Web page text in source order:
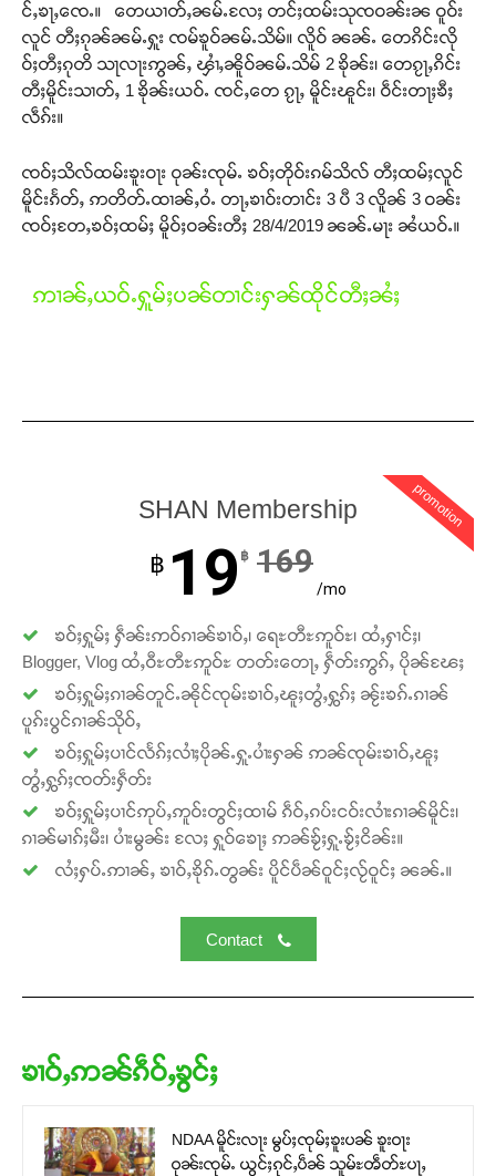
Support SHAN
တႃႇႁႂ်ႈသဵင်ၵၢင်ၸႂ်ၵူၼ်းမိူင်း ၵူႈတီႈၵူႈလႅၼ်ပေႃးတေၸွ
တ်ႇ တူဝ်ႈလုမ်ႈၾႃႉၼၼ်ႉ ၶဝ်ႈႁူမ်ႈၵမ်ႉထႅမ် ၸုမ်းၶၢ
Donate Now
င်ႇၶႃႇၸေႉ။ တေယၢတ်ႇၼမ်ႉလႄႈ တင်ႈထမ်းသုၸဝၼ်းၼ ဝူဝ်း
လူင် တီႈၵုၼ်ၼမ်ႉႁူး ၸမ်ၶူဝ်ၼမ်ႉသိမ်။ လိူဝ် ၼၼ်ႉ တေၵိင်းလို
ဝ်ႈတီႈၵုတိ သႃလႃးဢွၼ်ႇ ၾၢႆႇၼိူဝ်ၼမ်ႉသိမ် 2 ၶိုၼ်း၊ တေၵႂႃႇၵိင်း
တီႈမိူင်းသၢတ်ႇ 1 ၶိုၼ်းယဝ်ႉ ၸင်ႇတေ ၵႂႃႇ မိူင်းၽူင်း၊ ဝဵင်းတႃႈၶီႈ
လဵၵ်း။
ၸဝ်ႈသိလ်ထမ်းၶူးဝႃး ဝုၼ်းၸုမ်ႉ ၶဝ်ႈတိုဝ်းၵမ်သိလ် တီႈထမ်ႈလူင်
မိူင်းၵႅတ်ႇ ဢတိတ်ႉထၢၼ်ႇဝႆႉ တႃႇၶၢဝ်းတၢင်း 3 ပီ 3 လိူၼ် 3 ဝၼ်း
ၸဝ်ႈတႄႇၶဝ်ႈထမ်ႈ မိူဝ်ႈဝၼ်းတီႈ 28/4/2019 ၼၼ်ႉမႃး ၼႆယဝ်ႉ။
ဢၢၼ်ႇယဝ်ႉႁူမ်ႈပၼ်တၢင်းႁၼ်ထိုင်တီႈၼႆႈ
promotion
SHAN Membership
฿ 19 ฿ 169
/mo
ၶဝ်ႈႁူမ်ႈ ႁဵၼ်းဢဝ်ၵၢၼ်ၶၢဝ်ႇ၊ ရေႊတီႊဢူဝ်ႊ၊ ထႆႇႁၢင်ႈ၊
Blogger, Vlog ထႆႇဝီႊတီႊဢူဝ်ႊ တတ်းတေႃႇ ႁဵတ်းဢွၵ်ႇ ပိုၼ်ၽႄႈ
ၶဝ်ႈႁူမ်ႈၵၢၼ်တူင်ႉၼိုင်ၸုမ်းၶၢဝ်ႇၽူႈတွႆႇႁွၵ်ႈ ၼႂ်းၶၵ်ႉၵၢၼ်
ပူၵ်းပွင်ၵၢၼ်သိုဝ်ႇ
ၶဝ်ႈႁူမ်ႈပၢင်လႅၵ်ႈလၢႆႈပိုၼ်ႉႁူႉပၢႆးႁၼ် ဢၼ်ၸုမ်းၶၢဝ်ႇၽူႈ
တွႆႇႁွၵ်ႈၸတ်းႁဵတ်း
ၶဝ်ႈႁူမ်ႈပၢင်ဢုပ်ႇဢူဝ်းတွင်ႈထၢမ် ၵဵဝ်ႇၵပ်းငဝ်းလၢႆးၵၢၼ်မိူင်း၊
ၵၢၼ်မၢၵ်ႈမီး၊ ပၢႆးမွၼ်း လႄႈ ႁူဝ်ၶေႃႈ ဢၼ်ၶႂ်ႈႁူႉၶႂ်ႈငိၼ်း။
လႆႈႁပ်ႉဢၢၼ်ႇ ၶၢဝ်ႇၶိုၵ်ႉတွၼ်း ပိူင်ပဵၼ်ဝူင်ႈလႂ်ဝူင်ႈ ၼၼ်ႉ။
Contact
ၶၢဝ်ႇဢၼ်ၵဵဝ်ႇၶွင်ႈ
NDAA မိူင်းလႃး မွပ်ႈၸုမ်ႈၶူးပၼ် ၶူးဝႃး
ဝုၼ်းၸုမ်ႉ ယွင်ႈၵုင်ႇပဵၼ် သူမ်ႊၻဵတ်ႊပႃႇ